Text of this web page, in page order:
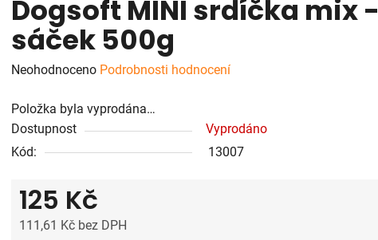
Dogsoft MINI srdíčka mix -
sáček 500g
Průměrné
produktu
je
0,0
hvězdiček.
Neohodnoceno Podrobnosti hodnocení
Položka byla vyprodána…
Dostupnost
Vyprodáno
Kód:
13007
125 Kč
111,61 Kč bez DPH